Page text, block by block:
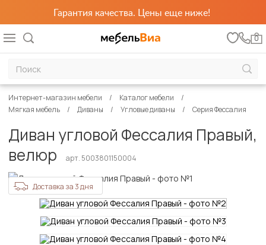
Гарантия качества. Цены еще ниже!
0
Интернет-магазин мебели
Каталог мебели
Мягкая мебель
Диваны Угловые диваны Серия Фессалия
Диван угловой Фессалия Правый,
велюр
арт. 5003801150004
Доставка за 3 дня